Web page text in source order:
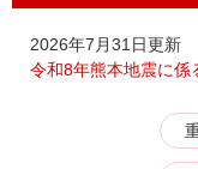
2026年7月31日更新
令和8年熊本地震に係